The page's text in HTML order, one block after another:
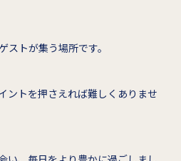
ストが集う場所です。
ントを押さえれば難しくありませ